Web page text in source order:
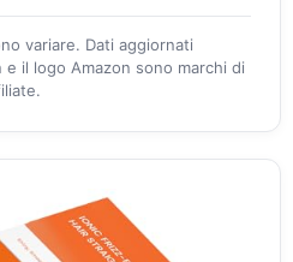
variare. Dati aggiornati
e il logo Amazon sono marchi di